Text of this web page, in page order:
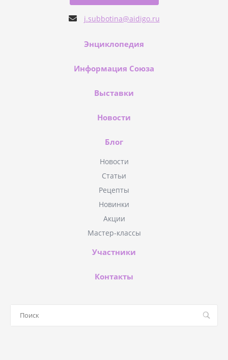
j.subbotina@aidigo.ru
Энциклопедия
Информация Союза
Выставки
Новости
Блог
Новости
Статьи
Рецепты
Новинки
Акции
Мастер-классы
Участники
Контакты